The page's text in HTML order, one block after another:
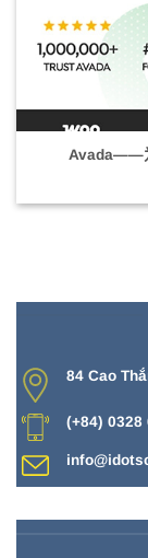
Avada——
84 Cao
(+84) 0328